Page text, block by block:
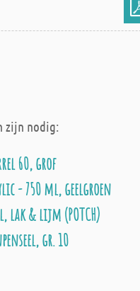
zijn nodig:
60, grof
- 750 ml, geelgroen
& lijm (POTCH)
gr. 10